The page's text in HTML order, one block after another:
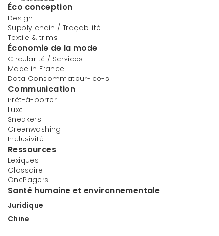
Éco conception
Design
Supply chain / Traçabilité
Textile & trims
Économie de la mode
Circularité / Services
Made in France
Data Consommateur-ice-s
Communication
Prêt-à-porter
Luxe
Sneakers
Greenwashing
Inclusivité
Ressources
Lexiques
Glossaire
OnePagers
Santé humaine et environnementale
Juridique
Chine